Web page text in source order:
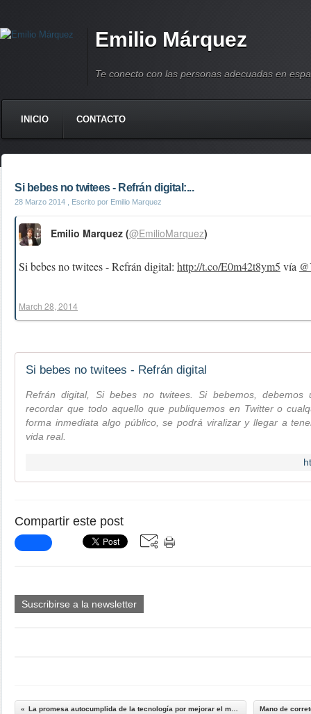
Emilio Márquez
Te conecto con las personas adecuadas en
INICIO CONTACTO
Si bebes no twitees - Refrán digital:...
28 Marzo 2014 , Escrito por Emilio Marquez
Si bebes no twitees - Refrán digital: http://t.co/E0m42t8ym5 vía
Emilio Marquez (@EmilioMarquez)
March 28, 2014
Si bebes no twitees - Refrán digital
Refrán digital, Si bebes no twitees. Si bebemos,
recordar que todo aquello que publiquemos en Twitter o
forma inmediata algo público, se podrá viralizar y llegar a
vida real.
Compartir este post
Suscribirse a la newsletter